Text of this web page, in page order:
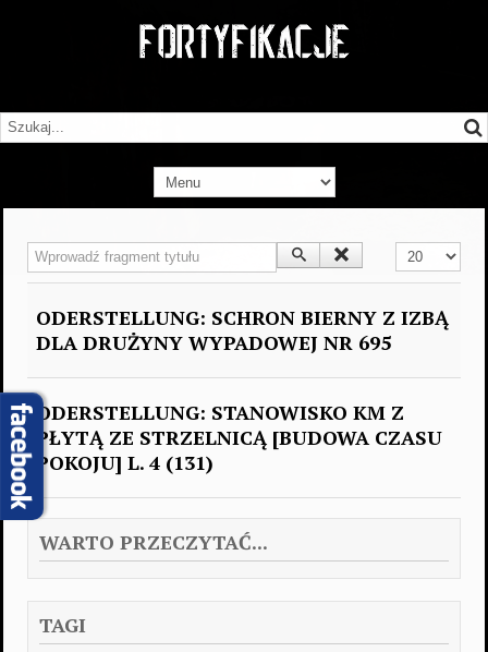
Wprowadź fragment tytułu Pokaż #
ODERSTELLUNG: SCHRON BIERNY Z IZBĄ
DLA DRUŻYNY WYPADOWEJ NR 695
ODERSTELLUNG: STANOWISKO KM Z
PŁYTĄ ZE STRZELNICĄ [BUDOWA CZASU
POKOJU] L. 4 (131)
WARTO PRZECZYTAĆ...
TAGI